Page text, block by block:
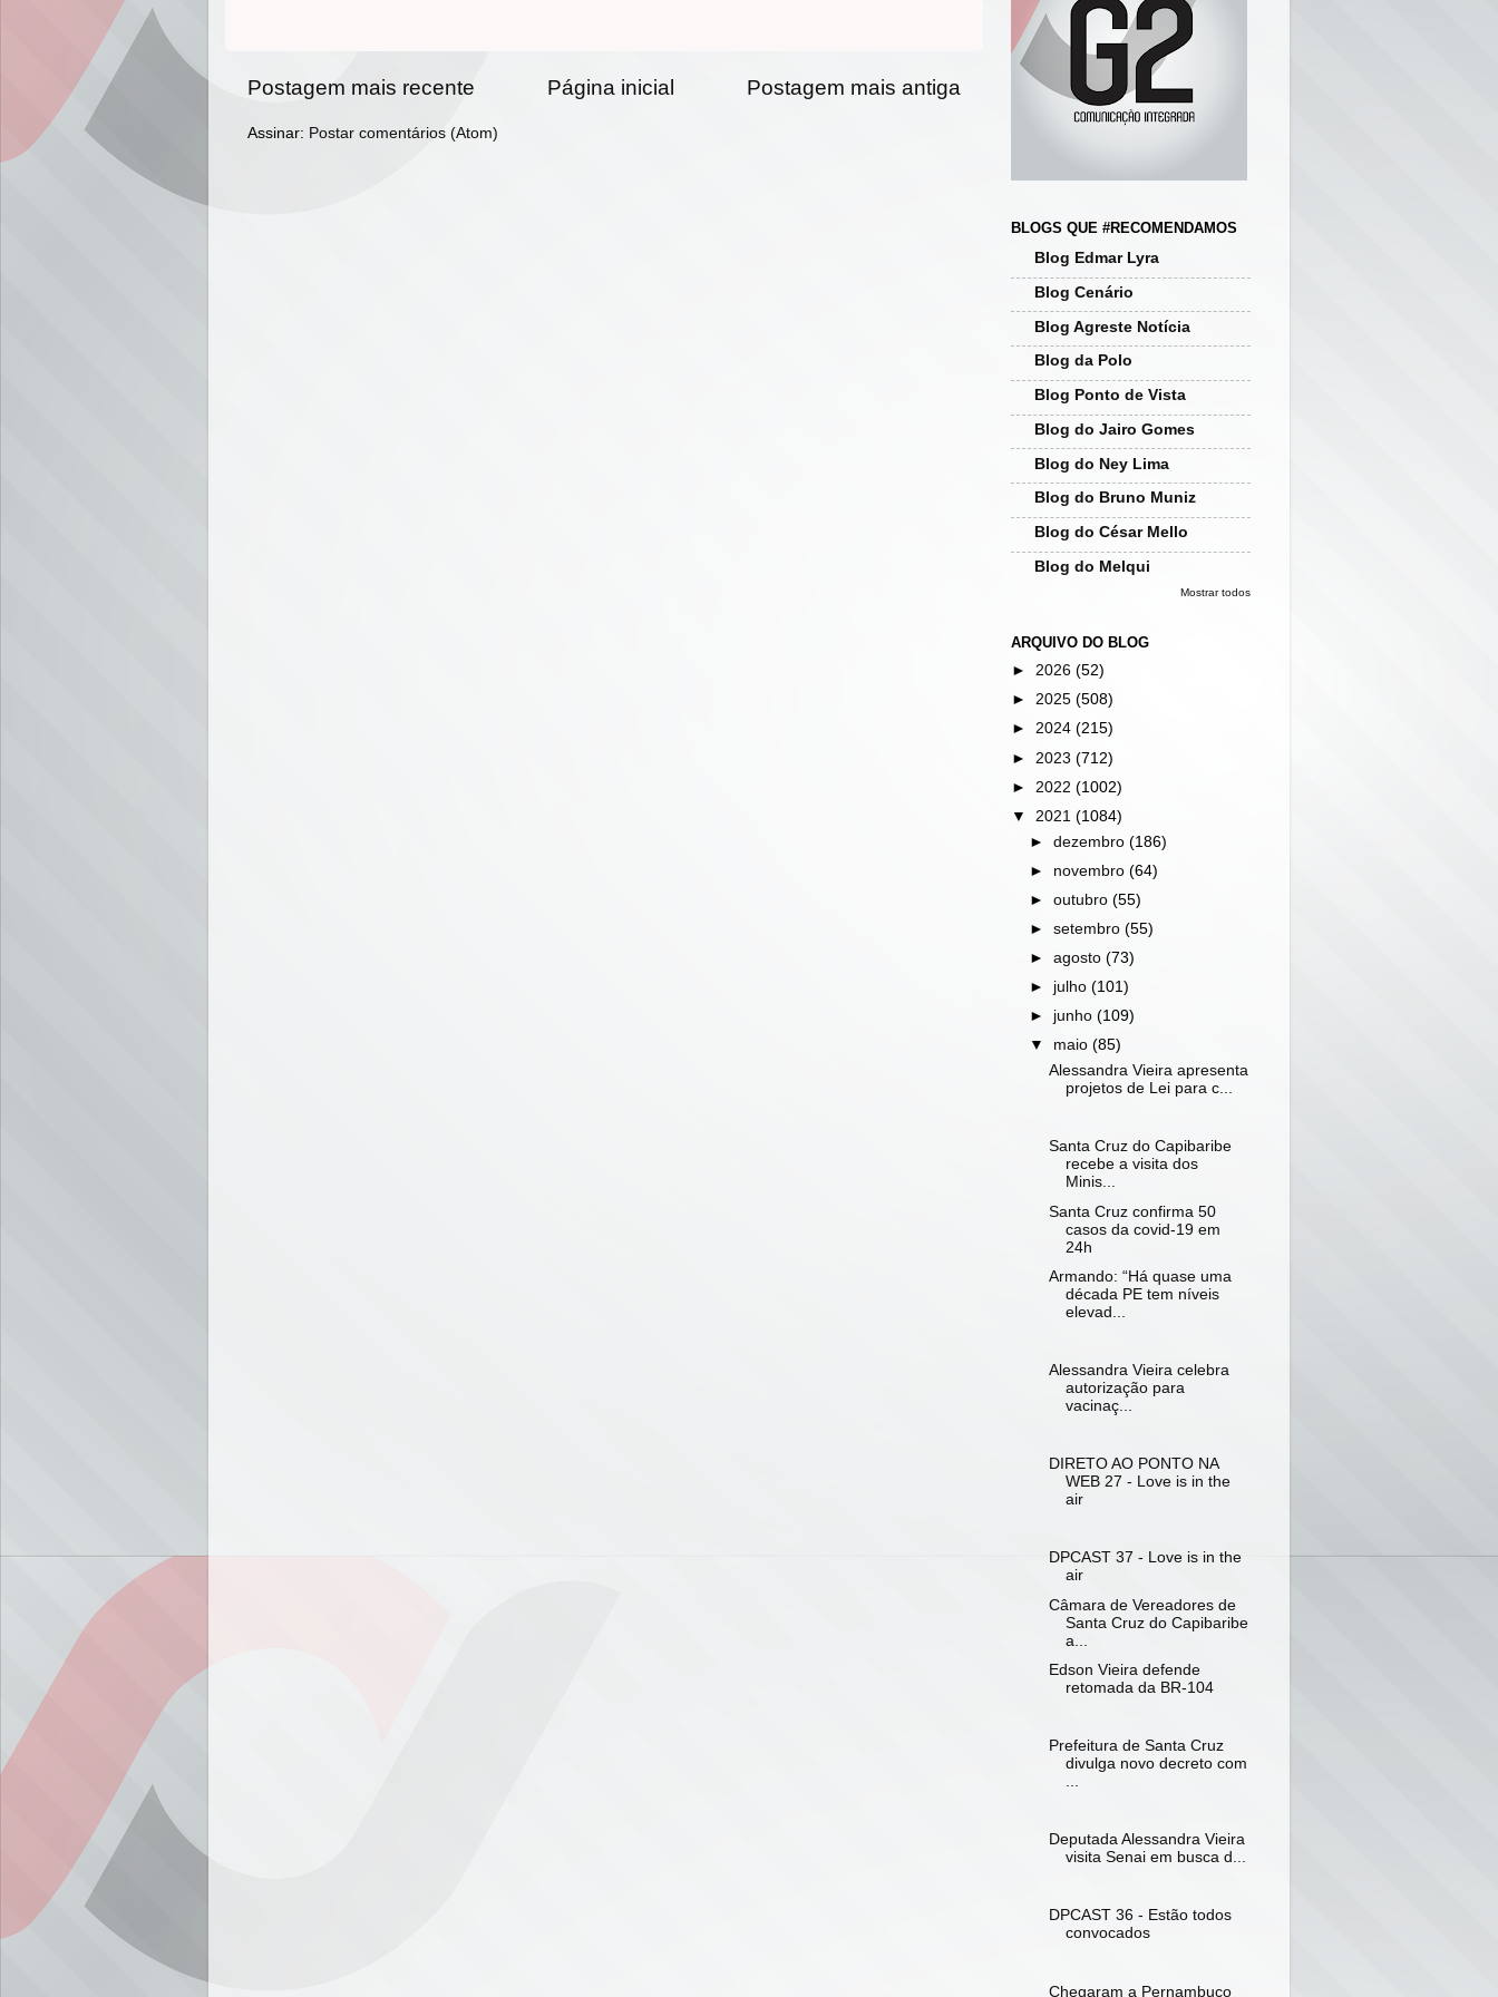
Postagem mais recente Postagem mais antiga
Página inicial
Assinar: Postar comentários (Atom)
BLOGS QUE #RECOMENDAMOS
Blog Edmar Lyra
Blog Cenário
Blog Agreste Notícia
Blog da Polo
Blog Ponto de Vista
Blog do Jairo Gomes
Blog do Ney Lima
Blog do Bruno Muniz
Blog do César Mello
Blog do Melqui
Mostrar todos
ARQUIVO DO BLOG
► 2026 (52)
► 2025 (508)
► 2024 (215)
► 2023 (712)
► 2022 (1002)
▼ 2021 (1084)
►dezembro(186)
► novembro(64)
►outubro(55)
►setembro(55)
►agosto(73)
► julho(101)
► junho(109)
▼ maio(85)
Alessandra Vieira apresenta
projetos de Lei para c...
Santa Cruz do Capibaribe
recebe a visita dos
Minis...
Santa Cruz confirma 50
casos da covid-19 em
24h
Armando: “Há quase uma
década PE tem níveis
elevad...
Alessandra Vieira celebra
autorização para
vacinaç...
DIRETO AO PONTO NA
WEB 27 - Love is in the
air
DPCAST 37 - Love is in the
air
Câmara de Vereadores de
Santa Cruz do Capibaribe
a...
Edson Vieira defende
retomada da BR-104
Prefeitura de Santa Cruz
divulga novo decreto com
Deputada Alessandra Vieira
visita Senai em busca d...
DPCAST 36 - Estão todos
convocados
Chegaram a Pernambuco